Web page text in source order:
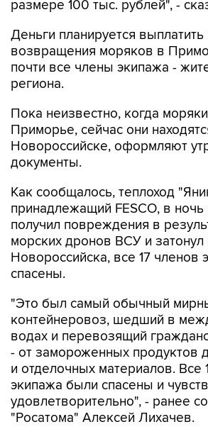
размере 100 тыс. рублей", -
Деньги планируется выплатить
возвращения моряков в
почти все члены экипажа -
региона.
Пока неизвестно, когда
Приморье, сейчас они
Новороссийске, оформляют
документы.
Как сообщалось, теплоход
принадлежащий FESCO, в ночь
получил повреждения в
морских дронов ВСУ и затонул
Новороссийска, все 17 членов
спасены.
"Это был самый обычный
контейнеровоз, шедший в
водах и перевозящий
- от замороженных продуктов
и отделочных материалов. Все
экипажа были спасены и
удовлетворительно", - ранее
"Росатома" Алексей Лихачев.